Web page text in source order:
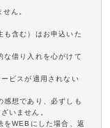
ん。
も含む）はお申込いた
な借り入れを心がけて
ビスが適用されない
感想であり、必ずしも
いません。
をWEBにした場合、返